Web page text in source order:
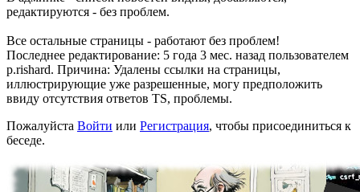
редактируются - без проблем.
Все остальные страницы - работают без проблем!
Последнее редактирование: 5 года 3 мес. назад пользователем
p.rishard. Причина: Удалены ссылки на страницы,
иллюстрирующие уже разрешенные, могу предположить
ввиду отсутствия ответов TS, проблемы.
Пожалуйста Войти или Регистрация, чтобы присоединиться к
беседе.